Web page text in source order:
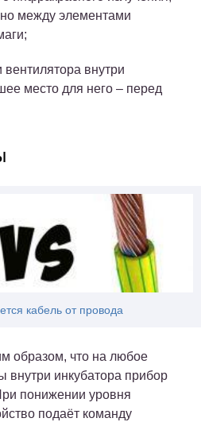
между элементами
вентилятора внутри
место для него – перед
кабель от провода
образом, что на любое
внутри инкубатора прибор
понижении уровня
подаёт команду